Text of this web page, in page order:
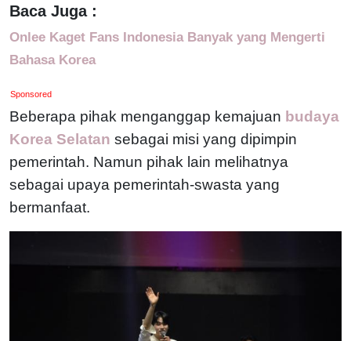
Baca Juga :
Onlee Kaget Fans Indonesia Banyak yang Mengerti
Bahasa Korea
Sponsored
Beberapa pihak menganggap kemajuan budaya
Korea Selatan sebagai misi yang dipimpin
pemerintah. Namun pihak lain melihatnya
sebagai upaya pemerintah-swasta yang
bermanfaat.